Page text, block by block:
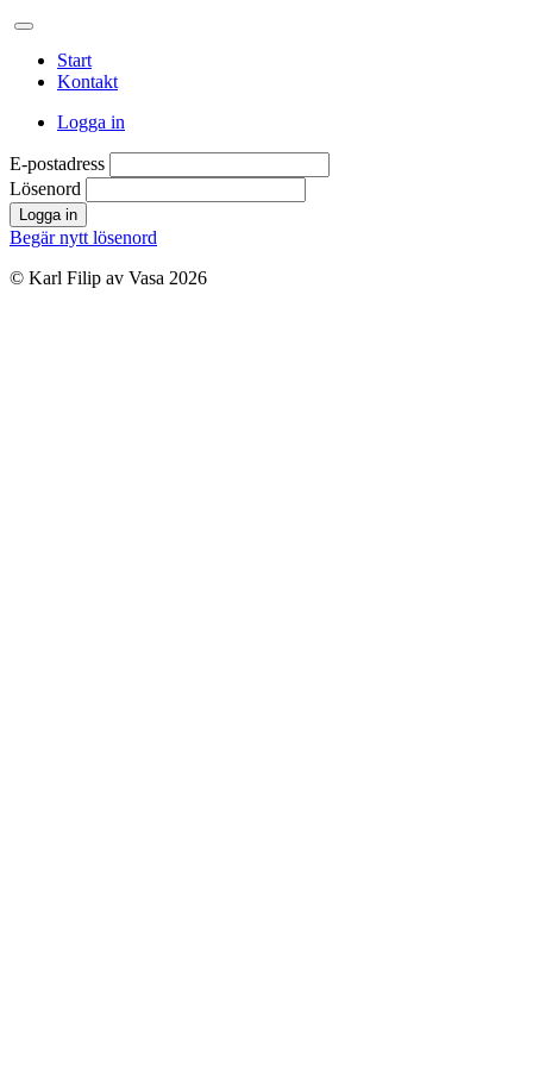
Start
Kontakt
Logga in
E-postadress
Lösenord
Logga in
Begär nytt lösenord
© Karl Filip av Vasa 2026